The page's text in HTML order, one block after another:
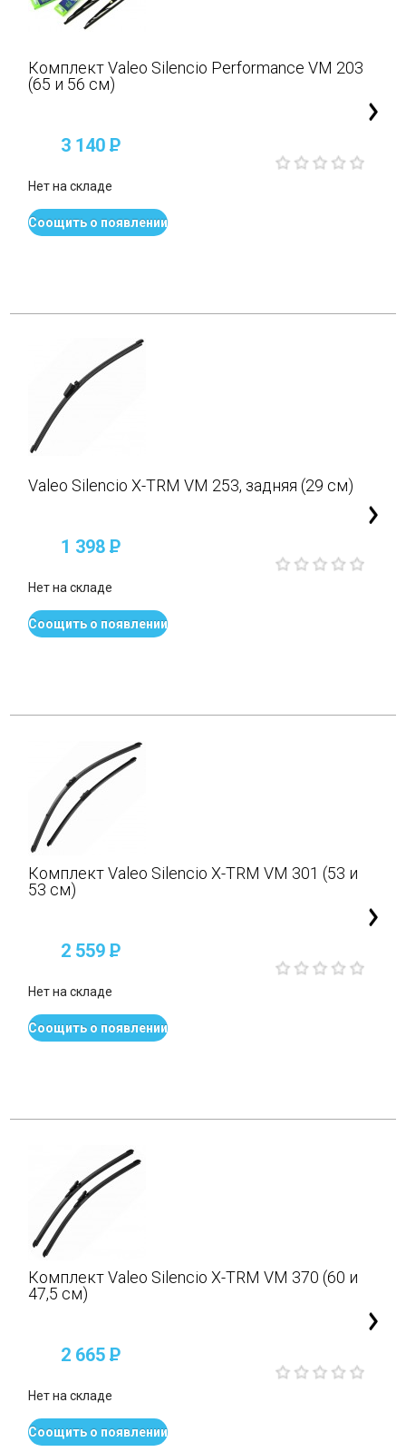
Комплект Valeo Silencio Performance VM 203
(65 и 56 см)
3 140P
Нет на складе
Соощить о появлении
Valeo Silencio X-TRM VM 253, задняя (29 см)
1 398P
Нет на складе
Соощить о появлении
Комплект Valeo Silencio X-TRM VM 301 (53 и
53 см)
2 559P
Нет на складе
Соощить о появлении
Комплект Valeo Silencio X-TRM VM 370 (60 и
47,5 см)
2 665P
Нет на складе
Соощить о появлении